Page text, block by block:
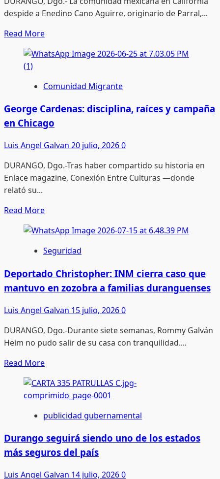
despide a Enedino Cano Aguirre, originario de Parral,...
Read MoreRead
about
mi
amor,
mi
mejor
amigo”:
despedida
a
Comunidad Migrante
George Cardenas: disciplina, raíces y campaña
en Chicago
Luis Angel Galvan 20 julio, 20260
DURANGO, Dgo.-Tras haber compartido su historia en
Enlace magazine, Conexión Entre Culturas —donde
relató su...
Read MoreRead
about
George
Cardenas:
disciplina,
raíces
y
campaña
Chicago
Seguridad
Deportado Christopher: INM cierra caso que
mantuvo en zozobra a familias duranguenses
Luis Angel Galvan 15 julio, 20260
DURANGO, Dgo.-Durante siete semanas, Rommy Galván
Heim no pudo salir de su casa con tranquilidad....
Read MoreRead
about
Deportado
Christopher:
INM
cierra
caso
que
mantuvo
publicidad gubernamental
Durango seguirá siendo uno de los estados
más seguros del país
Luis Angel Galvan 14 julio, 20260